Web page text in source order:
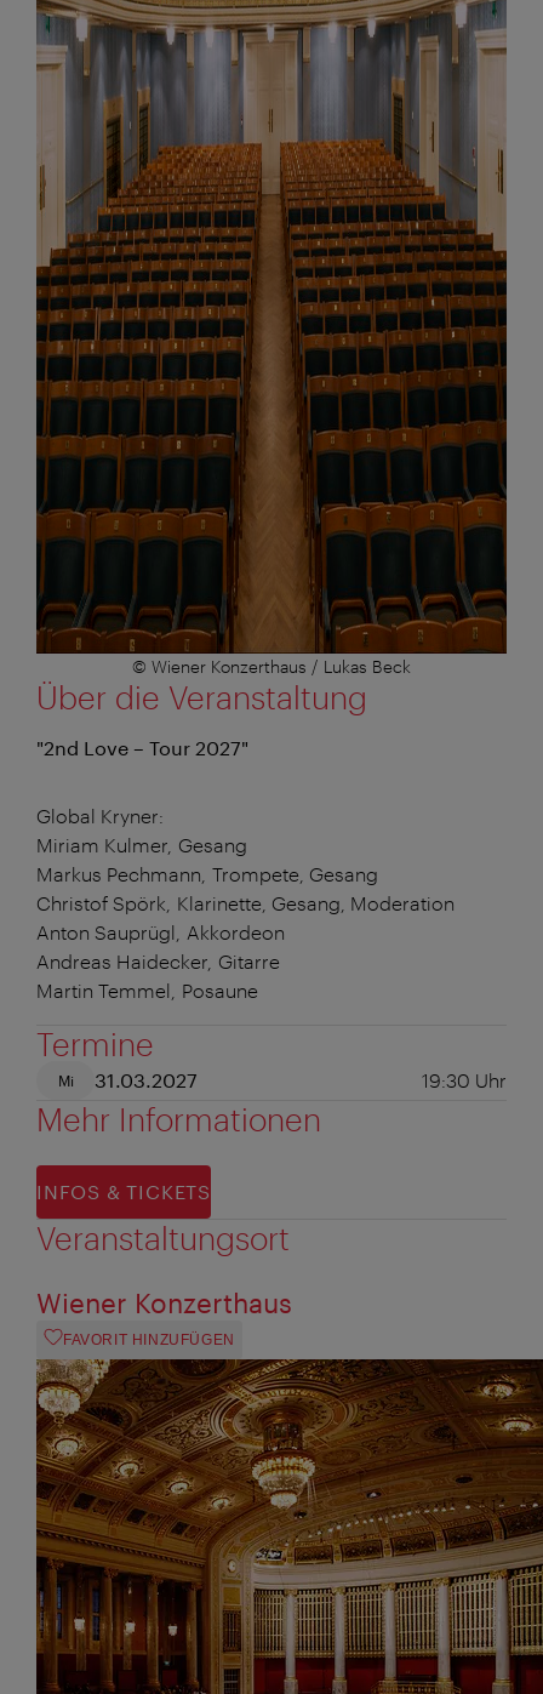
© Wiener Konzerthaus / Lukas Beck
Über die Veranstaltung
"2nd Love – Tour 2027"
Global Kryner:
Miriam Kulmer, Gesang
Markus Pechmann, Trompete, Gesang
Christof Spörk, Klarinette, Gesang, Moderation
Anton Sauprügl, Akkordeon
Andreas Haidecker, Gitarre
Martin Temmel, Posaune
Termine
Mi 31.03.2027 19:30 Uhr
Mehr Informationen
INFOS & TICKETS
Veranstaltungsort
Wiener Konzerthaus
FAVORIT HINZUFÜGEN